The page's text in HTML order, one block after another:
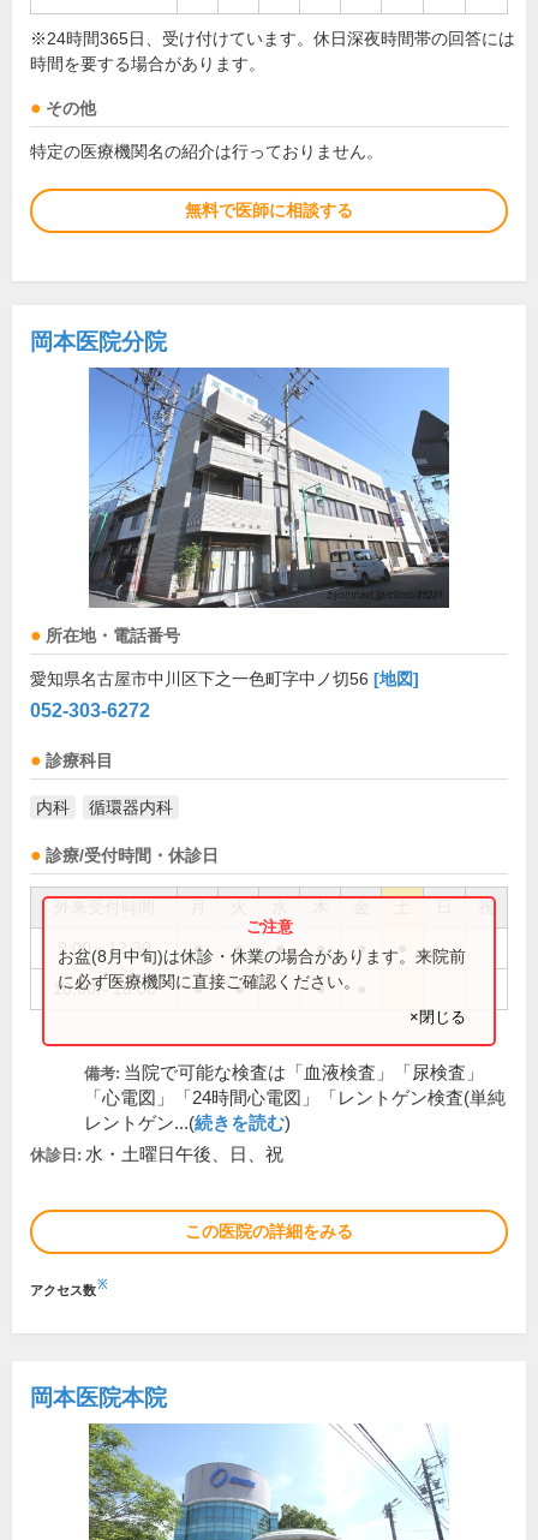
※24時間365日、受け付けています。休日深夜時間帯の回答には
時間を要する場合があります。
その他
特定の医療機関名の紹介は行っておりません。
無料で医師に相談する
岡本医院分院
所在地・電話番号
愛知県名古屋市中川区下之一色町字中ノ切56 [地図]
052-303-6272
診療科目
内科 循環器内科
診療/受付時間・休診日
祝
9:00～12:30 ● ● ● ● ●
16:00～18:00 ● ● ●
お盆(8月中旬)は休診・休業の場合があります。来院前
に必ず医療機関に直接ご確認ください。
×閉じる
備考: 当院で可能な検査は「血液検査」「尿検査」
「心電図」「24時間心電図」「レントゲン検査(単純
レントゲン...(続きを読む)
休診日: 水・土曜日午後、日、祝
この医院の詳細をみる
アクセス数※
岡本医院本院